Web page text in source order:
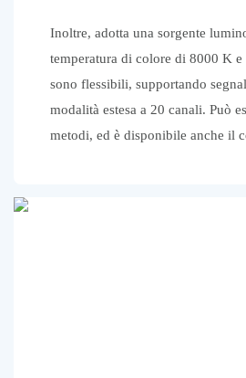
Inoltre, adotta una sorgente
temperatura di colore di 8000 K
sono flessibili, supportando
modalità estesa a 20 canali. Può
metodi, ed è disponibile anche il